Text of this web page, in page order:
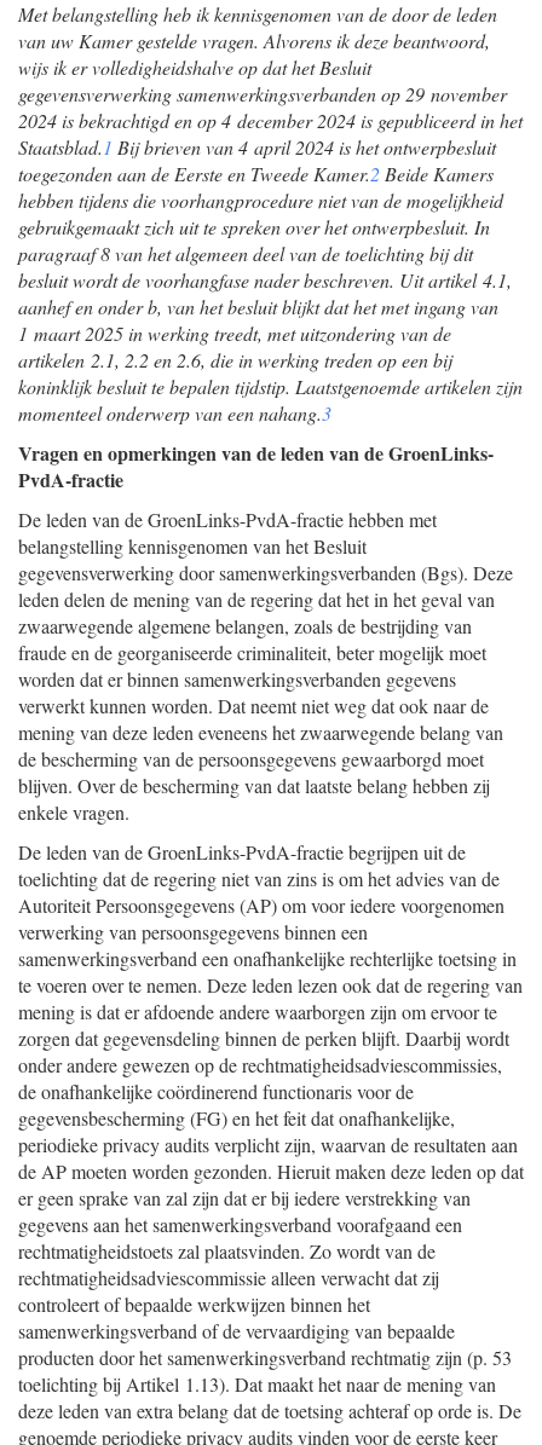
Met belangstelling heb ik kennisgenomen van de door de leden
van uw Kamer gestelde vragen. Alvorens ik deze beantwoord,
wijs ik er volledigheidshalve op dat het Besluit
gegevensverwerking samenwerkingsverbanden op 29 november
2024 is bekrachtigd en op 4 december 2024 is gepubliceerd in het
Staatsblad.1 Bij brieven van 4 april 2024 is het ontwerpbesluit
toegezonden aan de Eerste en Tweede Kamer.2 Beide Kamers
hebben tijdens die voorhangprocedure niet van de mogelijkheid
gebruikgemaakt zich uit te spreken over het ontwerpbesluit. In
paragraaf 8 van het algemeen deel van de toelichting bij dit
besluit wordt de voorhangfase nader beschreven. Uit artikel 4.1,
aanhef en onder b, van het besluit blijkt dat het met ingang van
1 maart 2025 in werking treedt, met uitzondering van de
artikelen 2.1, 2.2 en 2.6, die in werking treden op een bij
koninklijk besluit te bepalen tijdstip. Laatstgenoemde artikelen zijn
momenteel onderwerp van een nahang.3
Vragen en opmerkingen van de leden van de GroenLinks-
PvdA-fractie
De leden van de GroenLinks-PvdA-fractie hebben met
belangstelling kennisgenomen van het Besluit
gegevensverwerking door samenwerkingsverbanden (Bgs). Deze
leden delen de mening van de regering dat het in het geval van
zwaarwegende algemene belangen, zoals de bestrijding van
fraude en de georganiseerde criminaliteit, beter mogelijk moet
worden dat er binnen samenwerkingsverbanden gegevens
verwerkt kunnen worden. Dat neemt niet weg dat ook naar de
mening van deze leden eveneens het zwaarwegende belang van
de bescherming van de persoonsgegevens gewaarborgd moet
blijven. Over de bescherming van dat laatste belang hebben zij
enkele vragen.
De leden van de GroenLinks-PvdA-fractie begrijpen uit de
toelichting dat de regering niet van zins is om het advies van de
Autoriteit Persoonsgegevens (AP) om voor iedere voorgenomen
verwerking van persoonsgegevens binnen een
samenwerkingsverband een onafhankelijke rechterlijke toetsing in
te voeren over te nemen. Deze leden lezen ook dat de regering van
mening is dat er afdoende andere waarborgen zijn om ervoor te
zorgen dat gegevensdeling binnen de perken blijft. Daarbij wordt
onder andere gewezen op de rechtmatigheidsadviescommissies,
de onafhankelijke coördinerend functionaris voor de
gegevensbescherming (FG) en het feit dat onafhankelijke,
periodieke privacy audits verplicht zijn, waarvan de resultaten aan
de AP moeten worden gezonden. Hieruit maken deze leden op dat
er geen sprake van zal zijn dat er bij iedere verstrekking van
gegevens aan het samenwerkingsverband voorafgaand een
rechtmatigheidstoets zal plaatsvinden. Zo wordt van de
rechtmatigheidsadviescommissie alleen verwacht dat zij
controleert of bepaalde werkwijzen binnen het
samenwerkingsverband of de vervaardiging van bepaalde
producten door het samenwerkingsverband rechtmatig zijn (p. 53
toelichting bij Artikel 1.13). Dat maakt het naar de mening van
deze leden van extra belang dat de toetsing achteraf op orde is. De
genoemde periodieke privacy audits vinden voor de eerste keer